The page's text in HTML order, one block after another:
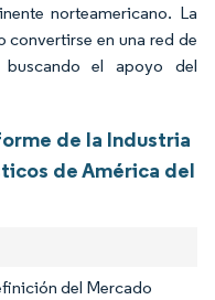
norteamericano. La
en una red de
buscando el apoyo del
de la Industria
de América del
del Mercado